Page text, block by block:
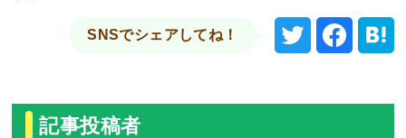
SNSでシェアしてね！
記事投稿者